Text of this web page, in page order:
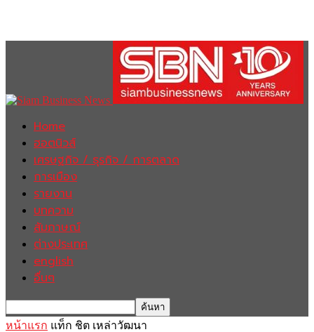
Home
ฮอตนิวส์
เศรษฐกิจ / ธุรกิจ / การตลาด
การเมือง
รายงาน
บทความ
สัมภาษณ์
ต่างประเทศ
english
อื่นๆ
หน้าแรก แท็ก ชิต เหล่าวัฒนา